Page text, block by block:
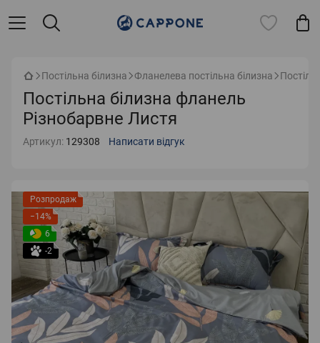
Постільна білизна Фланелева постільна білизна
Постільна білизна фланель
Різнобарвне Листя
Артикул: 129308 Написати відгук
Розпродаж
−14%
6
-2